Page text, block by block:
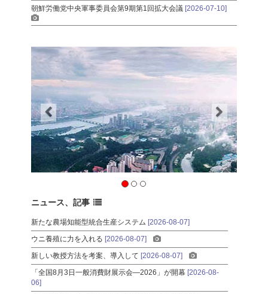
朝鮮労働党中央軍事委員会第9期第1回拡大会議 [2026-07-10]
ニュース、記事
新たな農場知能型統合生産システム [2026-08-07]
ウニ養殖に力を入れる [2026-08-07]
新しい教授方法を考案、導入して [2026-08-07]
「全国8月3日一般消費財展示会―2026」が開幕 [2026-08-
06]